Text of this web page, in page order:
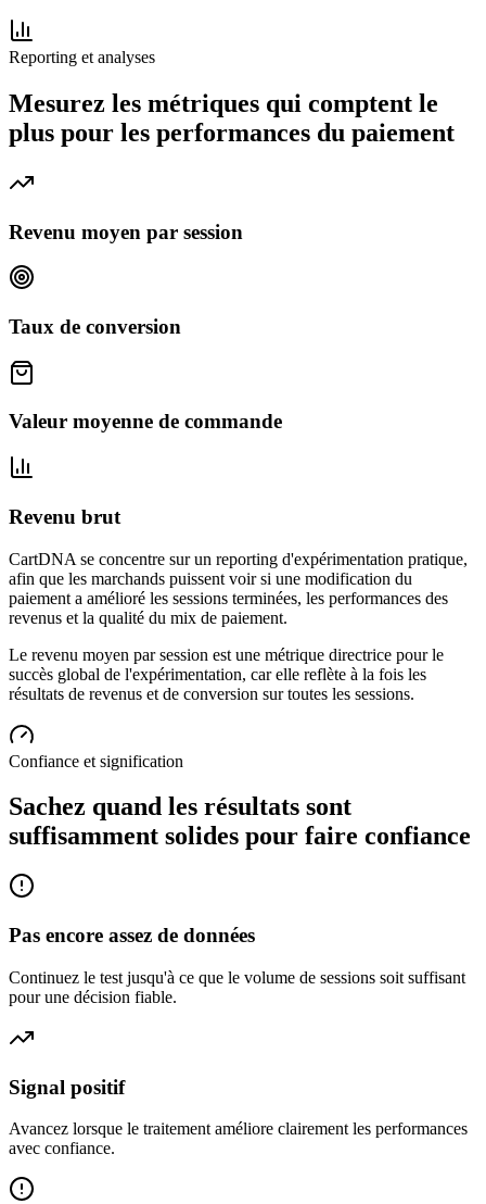
Reporting et analyses
Mesurez les métriques qui comptent le
plus pour les performances du paiement
Revenu moyen par session
Taux de conversion
Valeur moyenne de commande
Revenu brut
CartDNA se concentre sur un reporting d'expérimentation pratique,
afin que les marchands puissent voir si une modification du
paiement a amélioré les sessions terminées, les performances des
revenus et la qualité du mix de paiement.
Le revenu moyen par session est une métrique directrice pour le
succès global de l'expérimentation, car elle reflète à la fois les
résultats de revenus et de conversion sur toutes les sessions.
Confiance et signification
Sachez quand les résultats sont
suffisamment solides pour faire confiance
Pas encore assez de données
Continuez le test jusqu'à ce que le volume de sessions soit suffisant
pour une décision fiable.
Signal positif
Avancez lorsque le traitement améliore clairement les performances
avec confiance.